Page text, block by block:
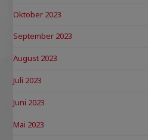
Oktober 2023
September 2023
August 2023
Juli 2023
Juni 2023
Mai 2023